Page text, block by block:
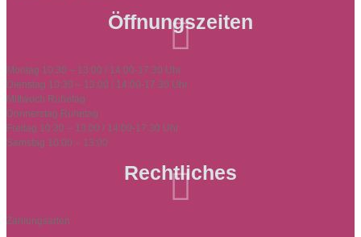
Öffnungszeiten

Montag 10:30 – 13:00 / 14:00-17:30 Uhr
Dienstag 10:30 – 13:00 / 14:00-17:30 Uhr
Mittwoch Ruhetag
Donnerstag Ruhetag
Freitag 10:30 – 13:00 / 14:00-17:30 Uhr
Samstag 10:00 – 13:00
Rechtliches

Zahlungsarten